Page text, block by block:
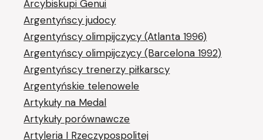
Arcybiskupi Genui
Argentyńscy judocy
Argentyńscy olimpijczycy (Atlanta 1996)
Argentyńscy olimpijczycy (Barcelona 1992)
Argentyńscy trenerzy piłkarscy
Argentyńskie telenowele
Artykuły na Medal
Artykuły porównawcze
Artyleria I Rzeczypospolitej